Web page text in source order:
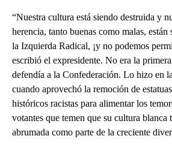
“Nuestra cultura está siendo destruida y
herencia, tanto buenas como malas,
la Izquierda Radical, ¡y no podemos
escribió el expresidente. No era la
defendía a la Confederación. Lo hizo en
cuando aprovechó la remoción de
históricos racistas para alimentar los
votantes que temen que su cultura blanca
abrumada como parte de la creciente